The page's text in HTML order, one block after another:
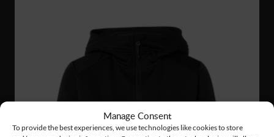
Manage Consent
To provide the best experiences, we use technologies like cookies to store